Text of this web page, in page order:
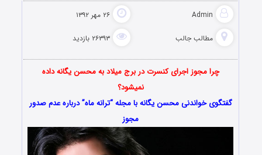
Admin ۲۶ مهر ۱۳۹۲
مطالب جالب ۲۶۳۹۳ بازدید
چرا مجوز اجرای کنسرت در برج میلاد به محسن یگانه داده
نمیشود؟
گفتگوی خواندنی محسن یگانه با مجله “ترانه ماه” درباره عدم صدور
مجوز